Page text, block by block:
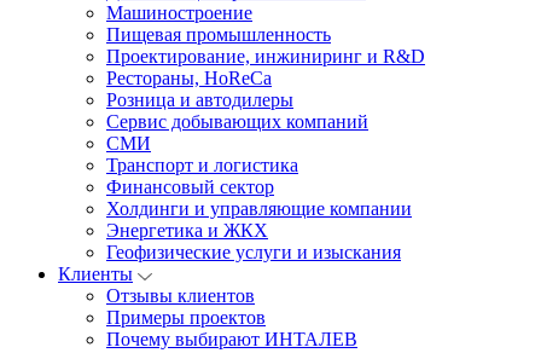
Машиностроение
Пищевая промышленность
Проектирование, инжиниринг и R&D
Рестораны, HoReCa
Розница и автодилеры
Сервис добывающих компаний
СМИ
Транспорт и логистика
Финансовый сектор
Холдинги и управляющие компании
Энергетика и ЖКХ
Геофизические услуги и изыскания
Клиенты
Отзывы клиентов
Примеры проектов
Почему выбирают ИНТАЛЕВ